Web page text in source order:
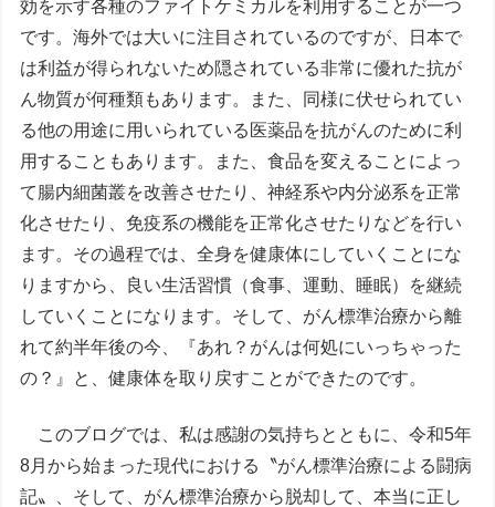
効を示す各種のファイトケミカルを利用することが一つ
です。海外では大いに注目されているのですが、日本で
は利益が得られないため隠されている非常に優れた抗が
ん物質が何種類もあります。また、同様に伏せられてい
る他の用途に用いられている医薬品を抗がんのために利
用することもあります。また、食品を変えることによっ
て腸内細菌叢を改善させたり、神経系や内分泌系を正常
化させたり、免疫系の機能を正常化させたりなどを行い
ます。その過程では、全身を健康体にしていくことにな
りますから、良い生活習慣（食事、運動、睡眠）を継続
していくことになります。そして、がん標準治療から離
れて約半年後の今、『あれ？がんは何処にいっちゃった
の？』と、健康体を取り戻すことができたのです。
このブログでは、私は感謝の気持ちとともに、令和5年
8月から始まった現代における〝がん標準治療による闘病
記〟、そして、がん標準治療から脱却して、本当に正し